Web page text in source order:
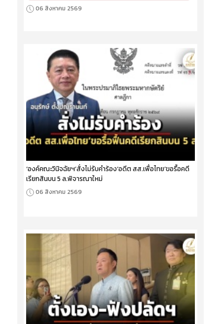
06 สิงหาคม 2569
‘องค์คณะวินิจฉัยฯ’สั่งไม่รับคำร้อง‘อดีต สส.เพื่อไทย’ขอรื้อคดี
เรียกสินบน 5 ล.พิจารณาใหม่
06 สิงหาคม 2569